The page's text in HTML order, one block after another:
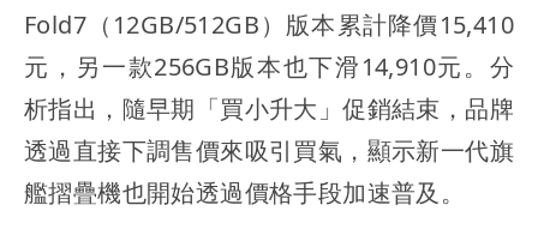
Fold7（12GB/512GB）版本累計降價15,410
元，另一款256GB版本也下滑14,910元。分
析指出，隨早期「買小升大」促銷結束，品牌
透過直接下調售價來吸引買氣，顯示新一代旗
艦摺疊機也開始透過價格手段加速普及。